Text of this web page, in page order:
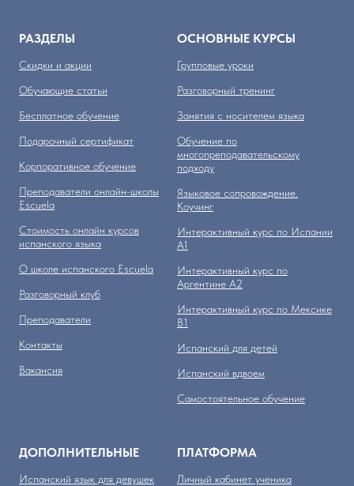
РАЗДЕЛЫ
Скидки и акции
Обучающие статьи
Бесплатное обучение
Подарочный сертификат
Корпоративное обучение
Преподаватели онлайн-школы
Escuela
Стоимость онлайн курсов
испанского языка
О школе испанского Escuela
Разговорный клуб
Преподаватели
Контакты
Вакансия
ОСНОВНЫЕ КУРСЫ
Групповые уроки
Разговорный тренинг
Занятия с носителем языка
Обучение по
многопреподавательскому
подходу
Языковое сопровождение.
Коучинг
Интерактивный курс по Испании
А1
Интерактивный курс по
Аргентине А2
Интерактивный курс по Мексике
B1
Испанский для детей
Испанский вдвоем
Самостоятельное обучение
ДОПОЛНИТЕЛЬНЫЕ
Испанский язык для девушек
ПЛАТФОРМА
Личный кабинет ученика